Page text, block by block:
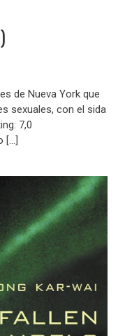
de Nueva York que
sexuales, con el sida
7,0
[…]